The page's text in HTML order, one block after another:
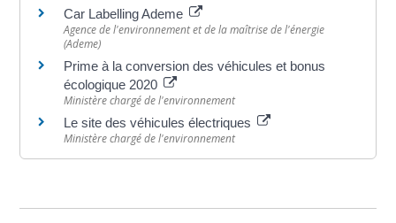
Car Labelling Ademe
Agence de l'environnement et de la maîtrise de l'énergie
(Ademe)
Prime à la conversion des véhicules et bonus
écologique 2020
Ministère chargé de l'environnement
Le site des véhicules électriques
Ministère chargé de l'environnement